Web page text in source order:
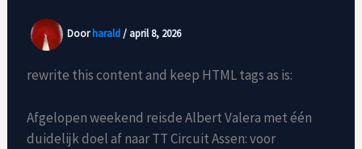
Doorharald/ april 8, 2026
rewrite this content and keep HTML tags as is:
Afgelopen weekend reisde Albert Valera met één
duidelijk doel af naar TT Circuit Assen: voor